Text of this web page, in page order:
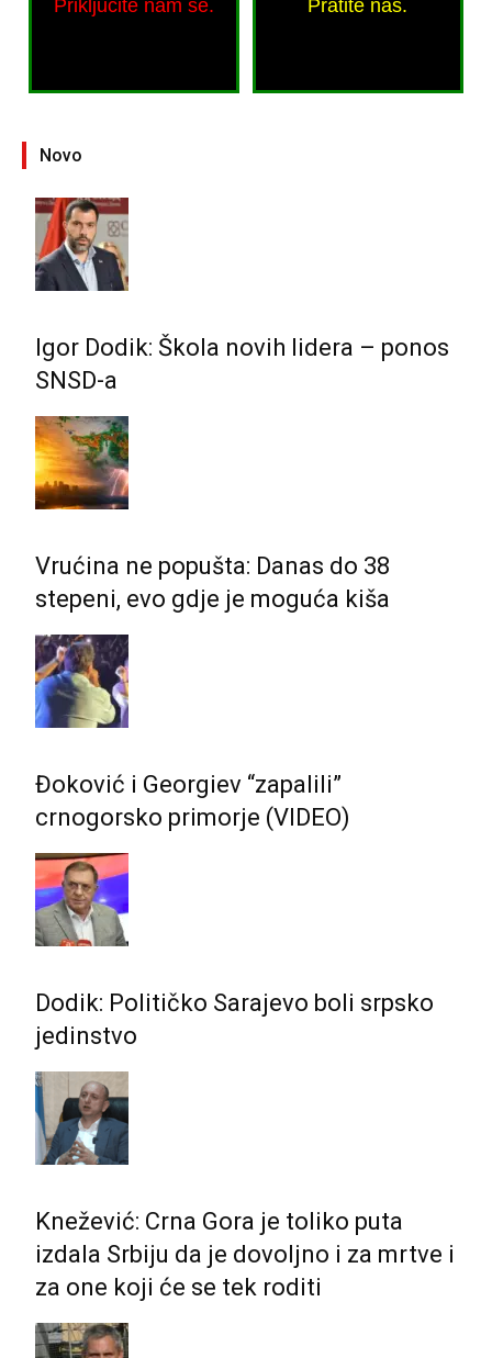
Priključite nam se. Pratite nas.
Novo
Igor Dodik: Škola novih lidera – ponos
SNSD-a
Vrućina ne popušta: Danas do 38
stepeni, evo gdje je moguća kiša
Đoković i Georgiev “zapalili”
crnogorsko primorje (VIDEO)
Dodik: Političko Sarajevo boli srpsko
jedinstvo
Knežević: Crna Gora je toliko puta
izdala Srbiju da je dovoljno i za mrtve i
za one koji će se tek roditi